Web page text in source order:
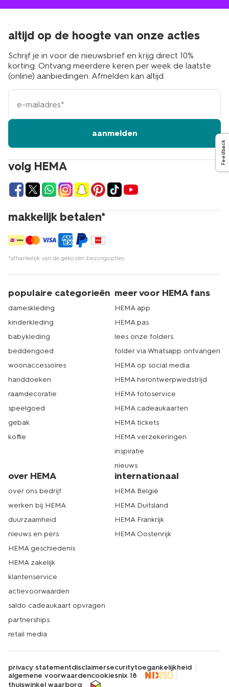
volg HEMA
makkelijk betalen*
*afhankelijk van de gekozen bezorgopties
altijd op de hoogte van onze acties
Schrijf je in voor de nieuwsbrief en krijg direct 10%
korting. Ontvang meerdere keren per week de laatste
(online) aanbiedingen. Afmelden kan altijd.
e-
mailadres
aanmelden
populaire categorieën
dameskleding
kinderkleding
babykleding
beddengoed
woonaccessoires
handdoeken
raamdecoratie
speelgoed
gebak
koffie
meer voor HEMA fans
HEMA app
HEMA pas
lees onze folders
folder via Whatsapp ontvangen
HEMA op social media
HEMA herontwerpwedstrijd
HEMA fotoservice
HEMA cadeaukaarten
HEMA tickets
HEMA verzekeringen
inspiratie
nieuws
over HEMA
over ons bedrijf
werken bij HEMA
duurzaamheid
nieuws en pers
HEMA geschiedenis
HEMA zakelijk
klantenservice
actievoorwaarden
saldo cadeaukaart opvragen
partnerships
retail media
internationaal
HEMA België
HEMA Duitsland
HEMA Frankrijk
HEMA Oostenrijk
privacy statementdisclaimersecuritytoegankelijkheid
algemene voorwaardencookiesnix 18
thuiswinkel waarborg
Feedback